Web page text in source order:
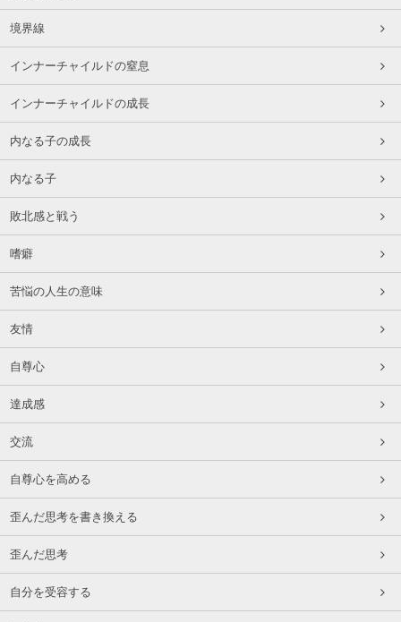
境界線
インナーチャイルドの窒息
インナーチャイルドの成長
内なる子の成長
内なる子
敗北感と戦う
嗜癖
苦悩の人生の意味
友情
自尊心
達成感
交流
自尊心を高める
歪んだ思考を書き換える
歪んだ思考
自分を受容する